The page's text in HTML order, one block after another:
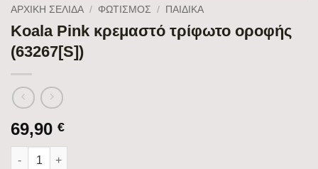
ΑΡΧΙΚΉ ΣΕΛΊΔΑ / ΦΩΤΙΣΜΟΣ / ΠΑΙΔΙΚΆ
Koala Pink κρεμαστό τρίφωτο οροφής
(63267[S])
69,90 €
Koala Pink κρεμαστό τρίφωτο οροφής (63267[S]) ποσότητα